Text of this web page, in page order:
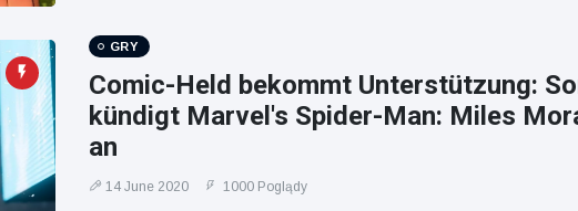
GRY
Comic-Held bekommt Unterstützung:
kündigt Marvel's Spider-Man: Miles
an
14 June 2020 1000 Poglądy